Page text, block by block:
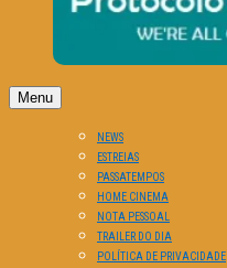
Menu
NEWS
ESTREIAS
PASSATEMPOS
HOME CINEMA
NOTA PESSOAL
TRAILER DO DIA
POLÍTICA DE PRIVACIDADE